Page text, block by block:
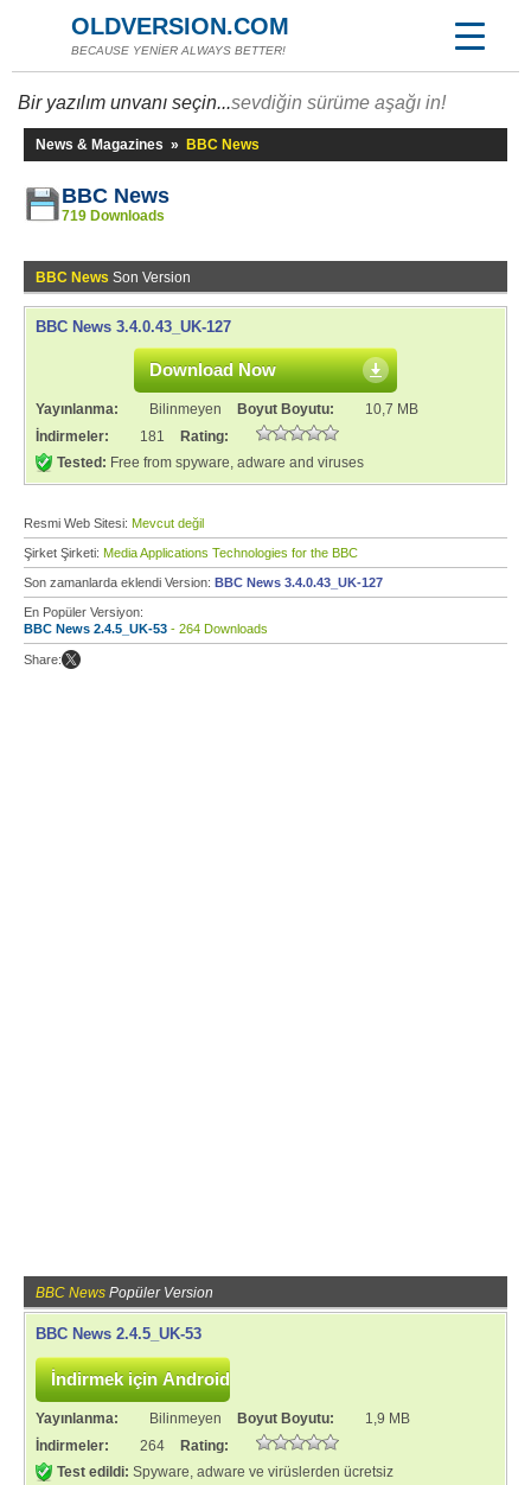
OLDVERSION.COM
BECAUSE YENİER ALWAYS BETTER!
Bir yazılım unvanı seçin...sevdiğin sürüme aşağı in!
News & Magazines » BBC News
BBC News
719 Downloads
BBC News Son Version
BBC News 3.4.0.43_UK-127
Download Now
Yayınlanma: Bilinmeyen Boyut Boyutu:
10,7 MB
İndirmeler:
181
Rating:
Tested: Free from spyware, adware and viruses
Resmi Web Sitesi: Mevcut değil
Şirket Şirketi: Media Applications Technologies for the BBC
Son zamanlarda eklendi Version: BBC News 3.4.0.43_UK-127
En Popüler Versiyon:
BBC News 2.4.5_UK-53 - 264 Downloads
Share:
BBC News Popüler Version
BBC News 2.4.5_UK-53
Yayınlanma: Bilinmeyen Boyut Boyutu:
1,9 MB
İndirmeler:
264
Rating:
Test edildi: Spyware, adware ve virüslerden ücretsiz